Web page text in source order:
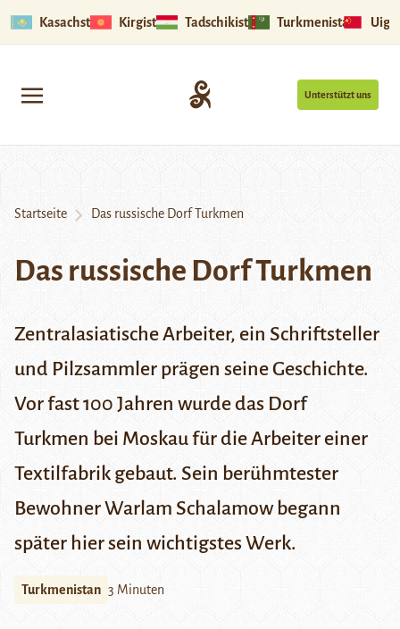
Kasachstan Kirgistan Tadschikistan Turkmenistan
Unterstützt uns
Startseite Das russische Dorf Turkmen
Das russische Dorf Turkmen
Zentralasiatische Arbeiter, ein Schriftsteller
und Pilzsammler prägen seine Geschichte.
Vor fast 100 Jahren wurde das Dorf
Turkmen bei Moskau für die Arbeiter einer
Textilfabrik gebaut. Sein berühmtester
Bewohner Warlam Schalamow begann
später hier sein wichtigstes Werk.
Turkmenistan 3 Minuten